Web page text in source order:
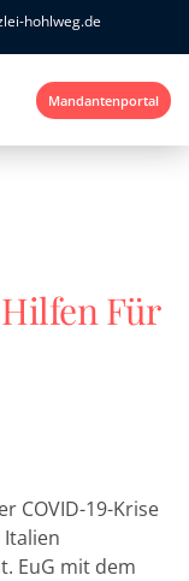
hohlweg.de
Mandantenportal
Für
COVID-19-Krise
EuG mit dem